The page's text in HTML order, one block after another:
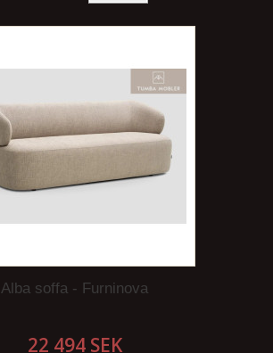
Alba soffa - Furninova
22 494 SEK